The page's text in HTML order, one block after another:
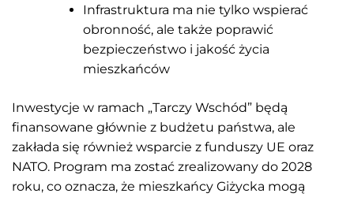
Infrastruktura ma nie tylko wspierać
obronność, ale także poprawić
bezpieczeństwo i jakość życia
mieszkańców​
Inwestycje w ramach „Tarczy Wschód” będą
finansowane głównie z budżetu państwa, ale
zakłada się również wsparcie z funduszy UE oraz
NATO. Program ma zostać zrealizowany do 2028
roku, co oznacza, że mieszkańcy Giżycka mogą